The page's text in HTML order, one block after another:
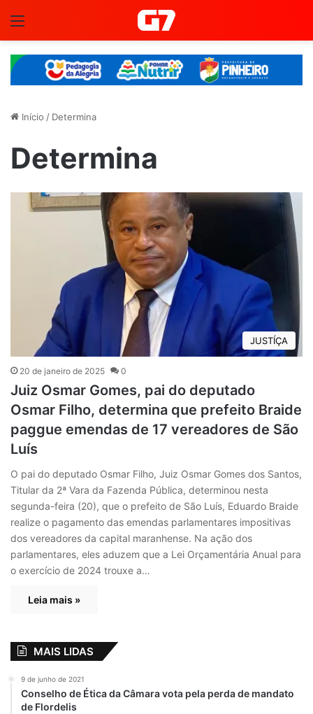
Início / Determina
Determina
JUSTÍÇA
20 de janeiro de 2025 0
Juiz Osmar Gomes, pai do deputado
Osmar Filho, determina que prefeito Braide
paggue emendas de 17 vereadores de São
Luís
O pai do deputado Osmar Filho, Juiz Osmar Gomes dos Santos,
Titular da 2ª Vara da Fazenda Pública, determinou nesta
segunda-feira (20), que o prefeito de São Luís, Eduardo Braide
realize o pagamento das emendas parlamentares impositivas
dos vereadores da capital maranhense. Na ação dos
parlamentares, eles aduzem que a Lei Orçamentária Anual para
o exercício de 2024 trouxe a…
Leia mais »
MAIS LIDAS
9 de junho de 2021
Conselho de Ética da Câmara vota pela perda de mandato
de Flordelis